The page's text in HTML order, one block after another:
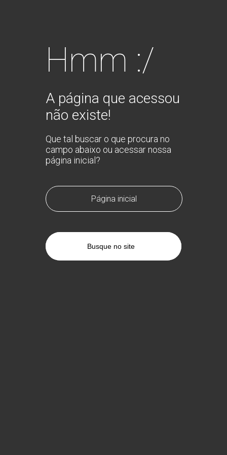
Hmm :/
A página que acessou
não existe!
Que tal buscar o que procura no
campo abaixo ou acessar nossa
página inicial?
Página inicial